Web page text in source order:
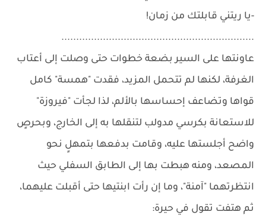
-يا ريتني قابلتك من زمان!
.................................................................
عاونتها على السير بضعة خطوات حتى وصلت إلى أعتاب
الغرفة، لكنها لم تتحمل المزيد، فقدت "همسة" كامل
قواها وتضاعف إحساسها بالألم، لذا لجأت "فيروزة"
للاستعانة بكرسي مدولب لتنقلها به إلى الخارج، وبحرصٍ
واضح أجلستها عليه، وقامت بدفعها بتمهلٍ نحو
المصعد، ومنه هبطت بها إلى الطابق السفلي حيث
انتظرتهما "آمنة"، وما إن رأت ابنتيها حتى أقبلت عليهما،
ثم هتفت تقول في حيرة: